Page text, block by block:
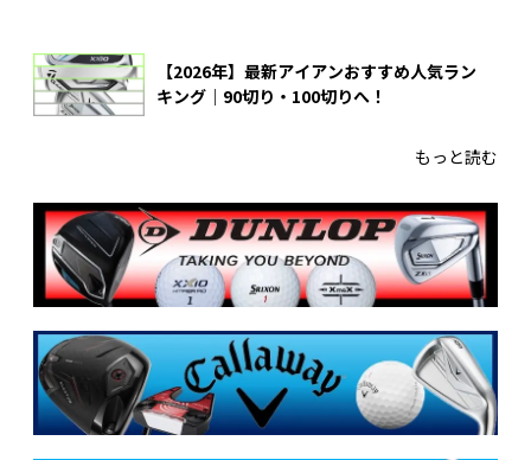
【2026年】最新アイアンおすすめ人気ラン
キング｜90切り・100切りへ！
もっと読む